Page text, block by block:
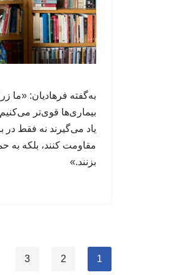
به‌گفته فرهادیان: «ما
بیماری‌ها قوی‌تر
یاد می‌گیرند نه فقط در
مقاومت کنند، بلکه به
بزنند.»
1
2
3